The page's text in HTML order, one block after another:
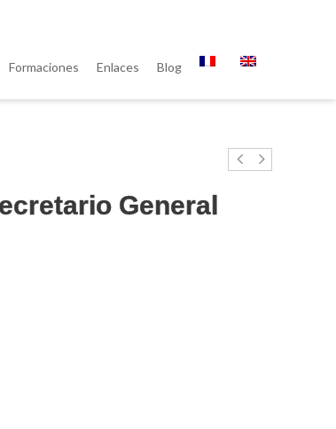
Formaciones Enlaces Blog
General